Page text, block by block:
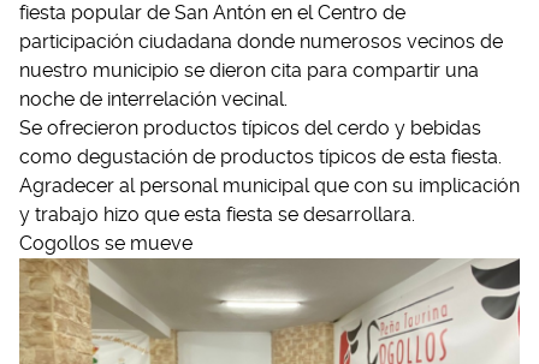
fiesta popular de San Antón en el Centro de
participación ciudadana donde numerosos vecinos de
nuestro municipio se dieron cita para compartir una
noche de interrelación vecinal.
Se ofrecieron productos típicos del cerdo y bebidas
como degustación de productos típicos de esta fiesta.
Agradecer al personal municipal que con su implicación
y trabajo hizo que esta fiesta se desarrollara.
Cogollos se mueve